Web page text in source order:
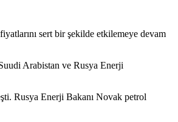
sert bir şekilde etkilemeye devam
Arabistan ve Rusya Enerji
Rusya Enerji Bakanı Novak petrol